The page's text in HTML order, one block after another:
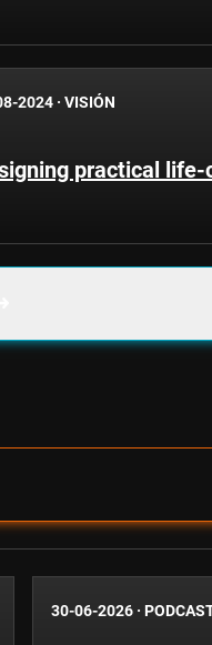
2024 · VISIÓN
practical
30-06-2026 ·